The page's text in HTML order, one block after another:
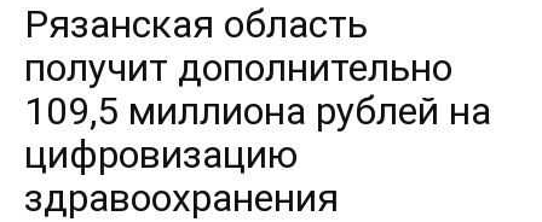
Рязанская область
получит дополнительно
109,5 миллиона рублей на
цифровизацию
здравоохранения